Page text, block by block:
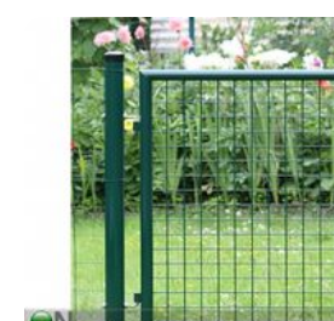
Aiavärav